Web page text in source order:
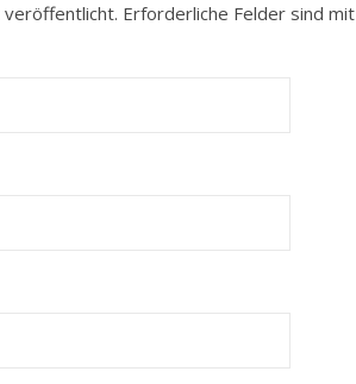
veröffentlicht. Erforderliche Felder sind mit